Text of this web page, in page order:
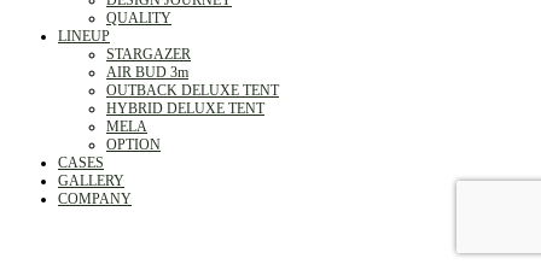
QUALITY
LINEUP
STARGAZER
AIR BUD 3m
OUTBACK DELUXE TENT
HYBRID DELUXE TENT
MELA
OPTION
CASES
GALLERY
COMPANY